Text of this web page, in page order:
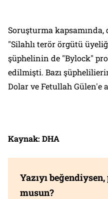
Soruşturma
"Silahlı terör örgütü
şüphelinin de "Bylock"
edilmişti. Bazı
Dolar ve Fetullah
Kaynak: DHA
Yazıyı
musun?